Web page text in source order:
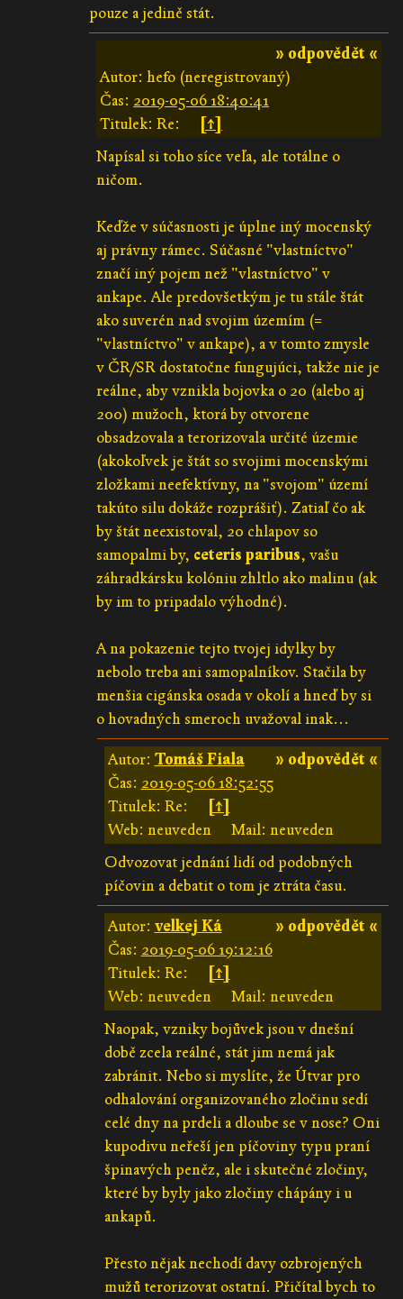
pouze a jedině stát.
» odpovědět «
Autor: hefo (neregistrovaný)
Čas: 2019-05-06 18:40:41
Titulek: Re:
[↑]
Napísal si toho síce veľa, ale totálne o
ničom.
Keďže v súčasnosti je úplne iný mocenský
aj právny rámec. Súčasné "vlastníctvo"
značí iný pojem než "vlastníctvo" v
ankape. Ale predovšetkým je tu stále štát
ako suverén nad svojim územím (=
"vlastníctvo" v ankape), a v tomto zmysle
v ČR/SR dostatočne fungujúci, takže nie je
reálne, aby vznikla bojovka o 20 (alebo aj
200) mužoch, ktorá by otvorene
obsadzovala a terorizovala určité územie
(akokoľvek je štát so svojimi mocenskými
zložkami neefektívny, na "svojom" území
takúto silu dokáže rozprášiť). Zatiaľ čo ak
by štát neexistoval, 20 chlapov so
samopalmi by, ceteris paribus, vašu
záhradkársku kolóniu zhltlo ako malinu (ak
by im to pripadalo výhodné).
A na pokazenie tejto tvojej idylky by
nebolo treba ani samopalníkov. Stačila by
menšia cigánska osada v okolí a hneď by si
o hovadných smeroch uvažoval inak...
» odpovědět «
Autor: Tomáš Fiala
Čas: 2019-05-06 18:52:55
Titulek: Re:
[↑]
Web: neuveden
Mail: neuveden
Odvozovat jednání lidí od podobných
píčovin a debatit o tom je ztráta času.
» odpovědět «
Autor: velkej Ká
Čas: 2019-05-06 19:12:16
Titulek: Re:
[↑]
Web: neuveden
Mail: neuveden
Naopak, vzniky bojůvek jsou v dnešní
době zcela reálné, stát jim nemá jak
zabránit. Nebo si myslíte, že Útvar pro
odhalování organizovaného zločinu sedí
celé dny na prdeli a dloube se v nose? Oni
kupodivu neřeší jen píčoviny typu praní
špinavých peněz, ale i skutečné zločiny,
které by byly jako zločiny chápány i u
ankapů.
Přesto nějak nechodí davy ozbrojených
mužů terorizovat ostatní. Přičítal bych to